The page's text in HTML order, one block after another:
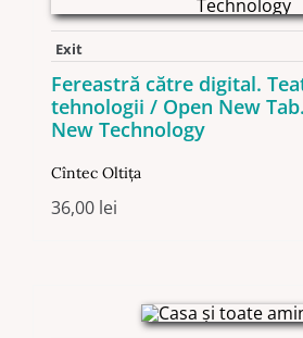
Exit
Fereastră către digital.
tehnologii / Open New
New Technology
Cîntec Oltiţa
36,00 lei